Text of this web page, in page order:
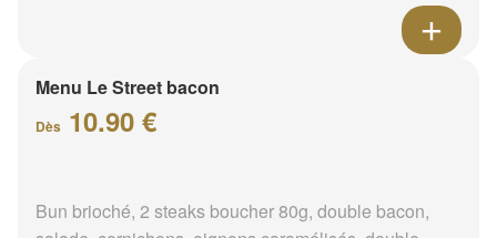
Menu Le Street bacon
Dès 10.90 €
Bun brioché, 2 steaks boucher 80g, double bacon,